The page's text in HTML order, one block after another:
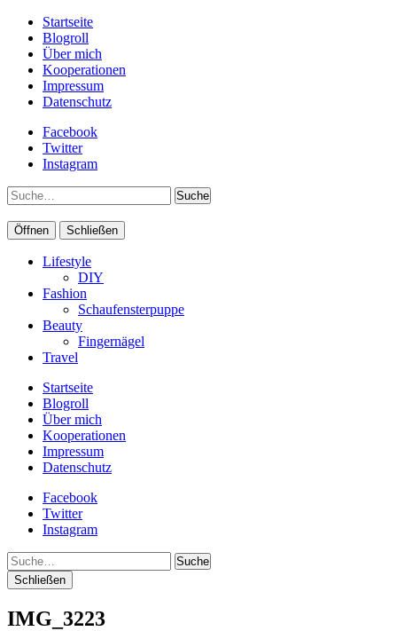
Startseite
Blogroll
Über mich
Kooperationen
Impressum
Datenschutz
Facebook
Twitter
Instagram
Suche
Öffnen Schließen
Lifestyle
DIY
Fashion
Schaufensterpuppe
Beauty
Fingernägel
Travel
Startseite
Blogroll
Über mich
Kooperationen
Impressum
Datenschutz
Facebook
Twitter
Instagram
Suche
Schließen
IMG_3223